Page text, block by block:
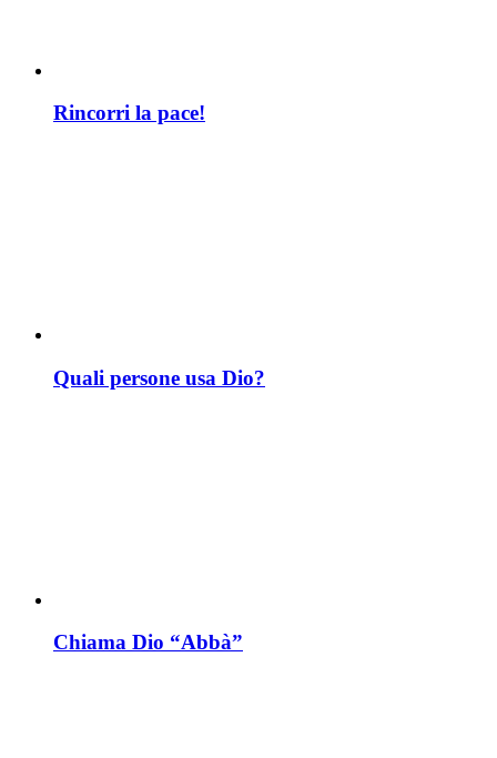
Rincorri la pace!
Quali persone usa Dio?
Chiama Dio “Abbà”